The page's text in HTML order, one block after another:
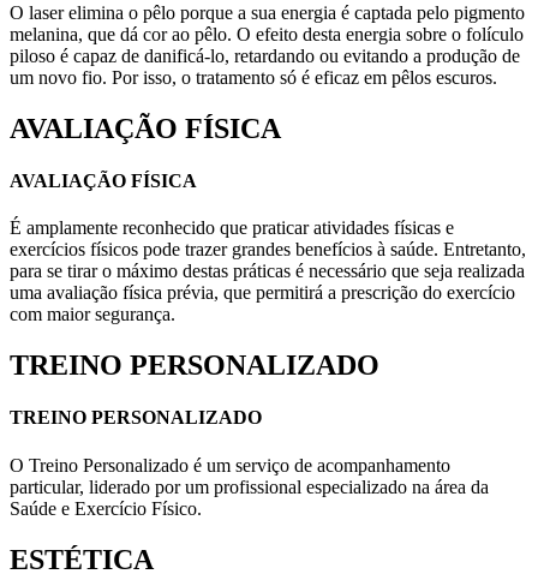
O laser elimina o pêlo porque a sua energia é captada pelo pigmento
melanina, que dá cor ao pêlo. O efeito desta energia sobre o folículo
piloso é capaz de danificá-lo, retardando ou evitando a produção de
um novo fio. Por isso, o tratamento só é eficaz em pêlos escuros.
AVALIAÇÃO FÍSICA
AVALIAÇÃO FÍSICA
É amplamente reconhecido que praticar atividades físicas e
exercícios físicos pode trazer grandes benefícios à saúde. Entretanto,
para se tirar o máximo destas práticas é necessário que seja realizada
uma avaliação física prévia, que permitirá a prescrição do exercício
com maior segurança.
TREINO PERSONALIZADO
TREINO PERSONALIZADO
O Treino Personalizado é um serviço de acompanhamento
particular, liderado por um profissional especializado na área da
Saúde e Exercício Físico.
ESTÉTICA